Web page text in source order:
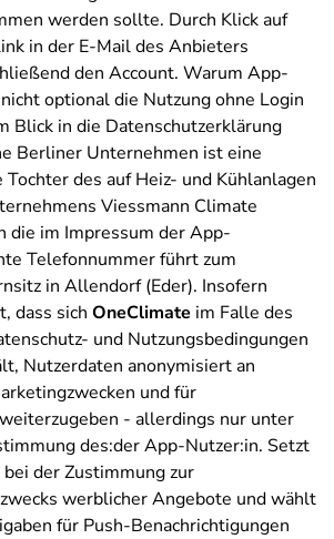
werden sollte. Durch Klick auf
in der E-Mail des Anbieters
den Account. Warum App-
optional die Nutzung ohne Login
Blick in die Datenschutzerklärung
Berliner Unternehmen ist eine
des auf Heiz- und Kühlanlagen
Viessmann Climate
die im Impressum der App-
Telefonnummer führt zum
in Allendorf (Eder). Insofern
dass sich OneClimate im Falle des
und Nutzungsbedingungen
Nutzerdaten anonymisiert an
und für
- allerdings nur unter
des:der App-Nutzer:in. Setzt
bei der Zustimmung zur
werblicher Angebote und wählt
für Push-Benachrichtigungen